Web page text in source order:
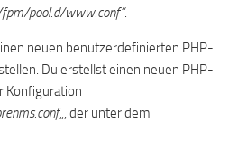
pool.d/www.conf“.
neuen benutzerdefinierten PHP-
Du erstellst einen neuen PHP-
Konfiguration
„, der unter dem